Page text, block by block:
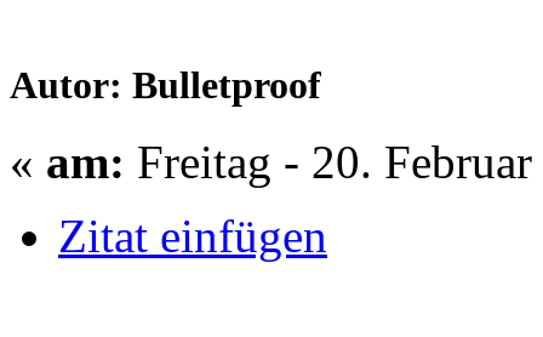
Autor: Bulletproof
« am: Freitag - 20.
Zitat einfügen